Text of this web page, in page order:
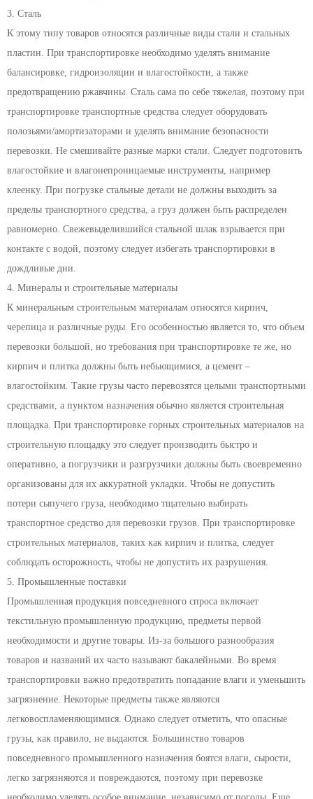
3. Сталь
К этому типу товаров относятся различные виды стали и стальных
пластин. При транспортировке необходимо уделять внимание
балансировке, гидроизоляции и влагостойкости, а также
предотвращению ржавчины. Сталь сама по себе тяжелая, поэтому при
транспортировке транспортные средства следует оборудовать
полозьями/амортизаторами и уделять внимание безопасности
перевозки. Не смешивайте разные марки стали. Следует подготовить
влагостойкие и влагонепроницаемые инструменты, например
клеенку. При погрузке стальные детали не должны выходить за
пределы транспортного средства, а груз должен быть распределен
равномерно. Свежевыделившийся стальной шлак взрывается при
контакте с водой, поэтому следует избегать транспортировки в
дождливые дни.
4. Минералы и строительные материалы
К минеральным строительным материалам относятся кирпич,
черепица и различные руды. Его особенностью является то, что объем
перевозки большой, но требования при транспортировке те же, но
кирпич и плитка должны быть небьющимися, а цемент –
влагостойким. Такие грузы часто перевозятся целыми транспортными
средствами, а пунктом назначения обычно является строительная
площадка. При транспортировке горных строительных материалов на
строительную площадку это следует производить быстро и
оперативно, а погрузчики и разгрузчики должны быть своевременно
организованы для их аккуратной укладки. Чтобы не допустить
потери сыпучего груза, необходимо тщательно выбирать
транспортное средство для перевозки грузов. При транспортировке
строительных материалов, таких как кирпич и плитка, следует
соблюдать осторожность, чтобы не допустить их разрушения.
5. Промышленные поставки
Промышленная продукция повседневного спроса включает
текстильную промышленную продукцию, предметы первой
необходимости и другие товары. Из-за большого разнообразия
товаров и названий их часто называют бакалейными. Во время
транспортировки важно предотвратить попадание влаги и уменьшить
загрязнение. Некоторые предметы также являются
легковоспламеняющимися. Однако следует отметить, что опасные
грузы, как правило, не выдаются. Большинство товаров
повседневного промышленного назначения боятся влаги, сырости,
легко загрязняются и повреждаются, поэтому при перевозке